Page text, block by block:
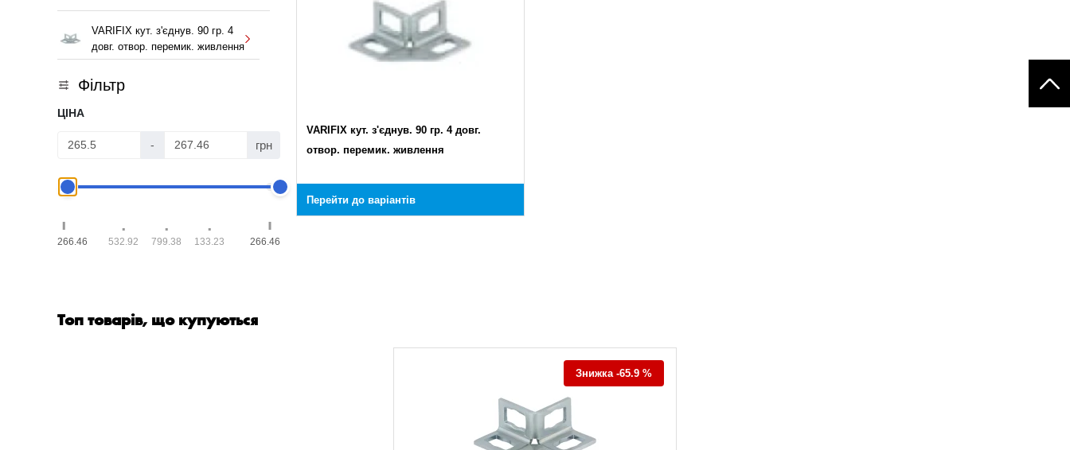
VARIFIX кут. з'єднув. 90 гр. 4
довг. отвор. перемик. живлення
Фільтр
ЦІНА
- грн
266.46 532.92 799.38 133.23 266.46
VARIFIX кут. з'єднув. 90 гр. 4 довг.
отвор. перемик. живлення
Перейти до варіантів
Топ товарів, що купуються
Знижка -65.9 %